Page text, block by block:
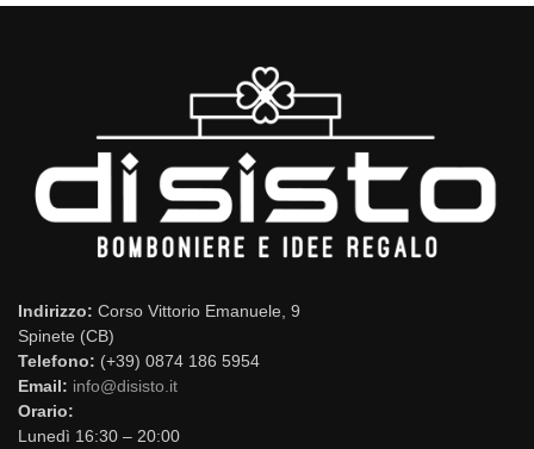
Indirizzo: Corso Vittorio Emanuele, 9
Spinete (CB)
Telefono: (+39) 0874 186 5954
Email: info@disisto.it
Orario:
Lunedì 16:30 – 20:00